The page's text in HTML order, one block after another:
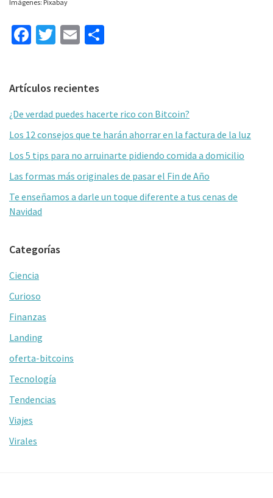
Imágenes: Pixabay
Fa
o
o
k
T
er
E
l
ar
tir
Barra
lateral
primaria
Artículos recientes
¿De verdad puedes hacerte rico con Bitcoin?
Los 12 consejos que te harán ahorrar en la factura de la luz
Los 5 tips para no arruinarte pidiendo comida a domicilio
Las formas más originales de pasar el Fin de Año
Te enseñamos a darle un toque diferente a tus cenas de
Navidad
Categorías
Ciencia
Curioso
Finanzas
Landing
oferta-bitcoins
Tecnología
Tendencias
Viajes
Virales